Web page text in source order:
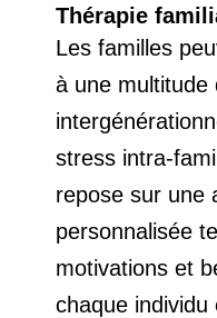
Thérapie
Les familles
à une multitude
stress intra-
repose sur une
personnalisée
motivations et
chaque